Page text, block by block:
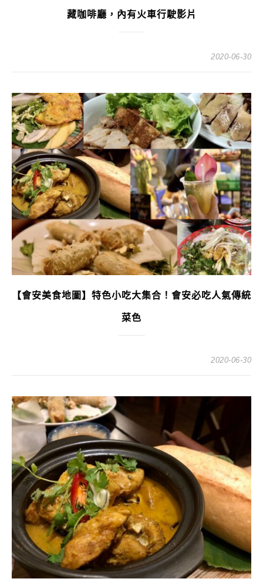
藏咖啡廳，內有火車行駛影片
2020-06-30
【會安美食地圖】特色小吃大集合！會安必吃人氣傳統
菜色
2020-06-30